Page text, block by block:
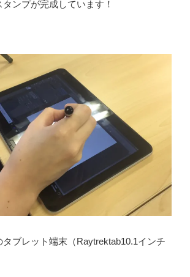
ンプが完成しています！
タブレット端末（Raytrektab10.1インチ